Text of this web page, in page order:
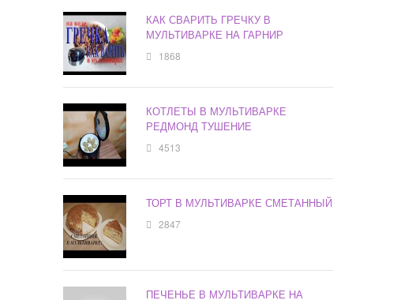
КАК СВАРИТЬ ГРЕЧКУ В
МУЛЬТИВАРКЕ НА ГАРНИР
1868
КОТЛЕТЫ В МУЛЬТИВАРКЕ
РЕДМОНД ТУШЕНИЕ
4513
ТОРТ В МУЛЬТИВАРКЕ СМЕТАННЫЙ
2847
ПЕЧЕНЬЕ В МУЛЬТИВАРКЕ НА